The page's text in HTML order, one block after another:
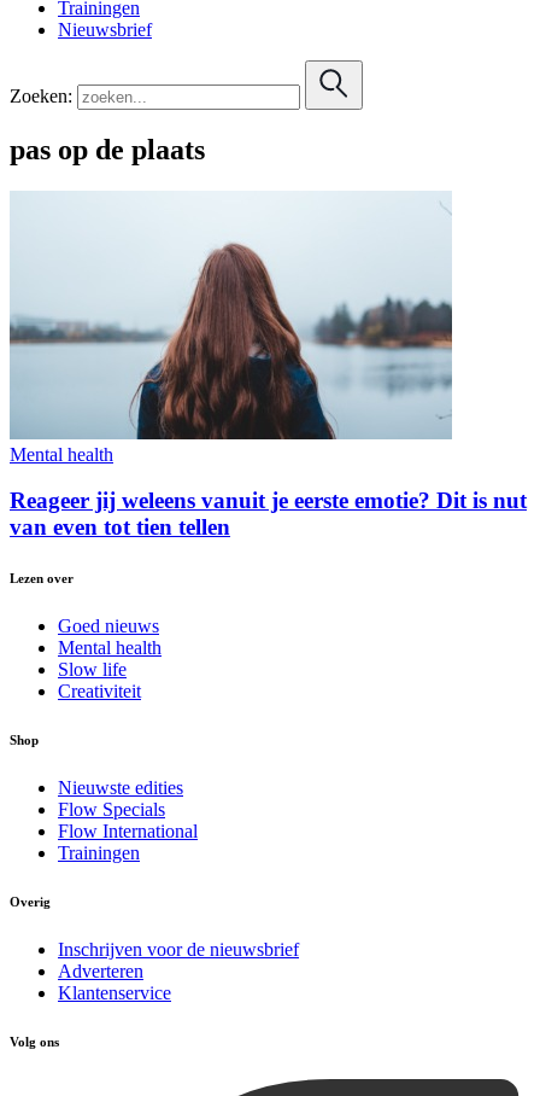
Trainingen
Nieuwsbrief
Zoeken:
pas op de plaats
Mental health
Reageer jij weleens vanuit je eerste emotie? Dit is nut
van even tot tien tellen
Lezen over
Goed nieuws
Mental health
Slow life
Creativiteit
Shop
Nieuwste edities
Flow Specials
Flow International
Trainingen
Overig
Inschrijven voor de nieuwsbrief
Adverteren
Klantenservice
Volg ons